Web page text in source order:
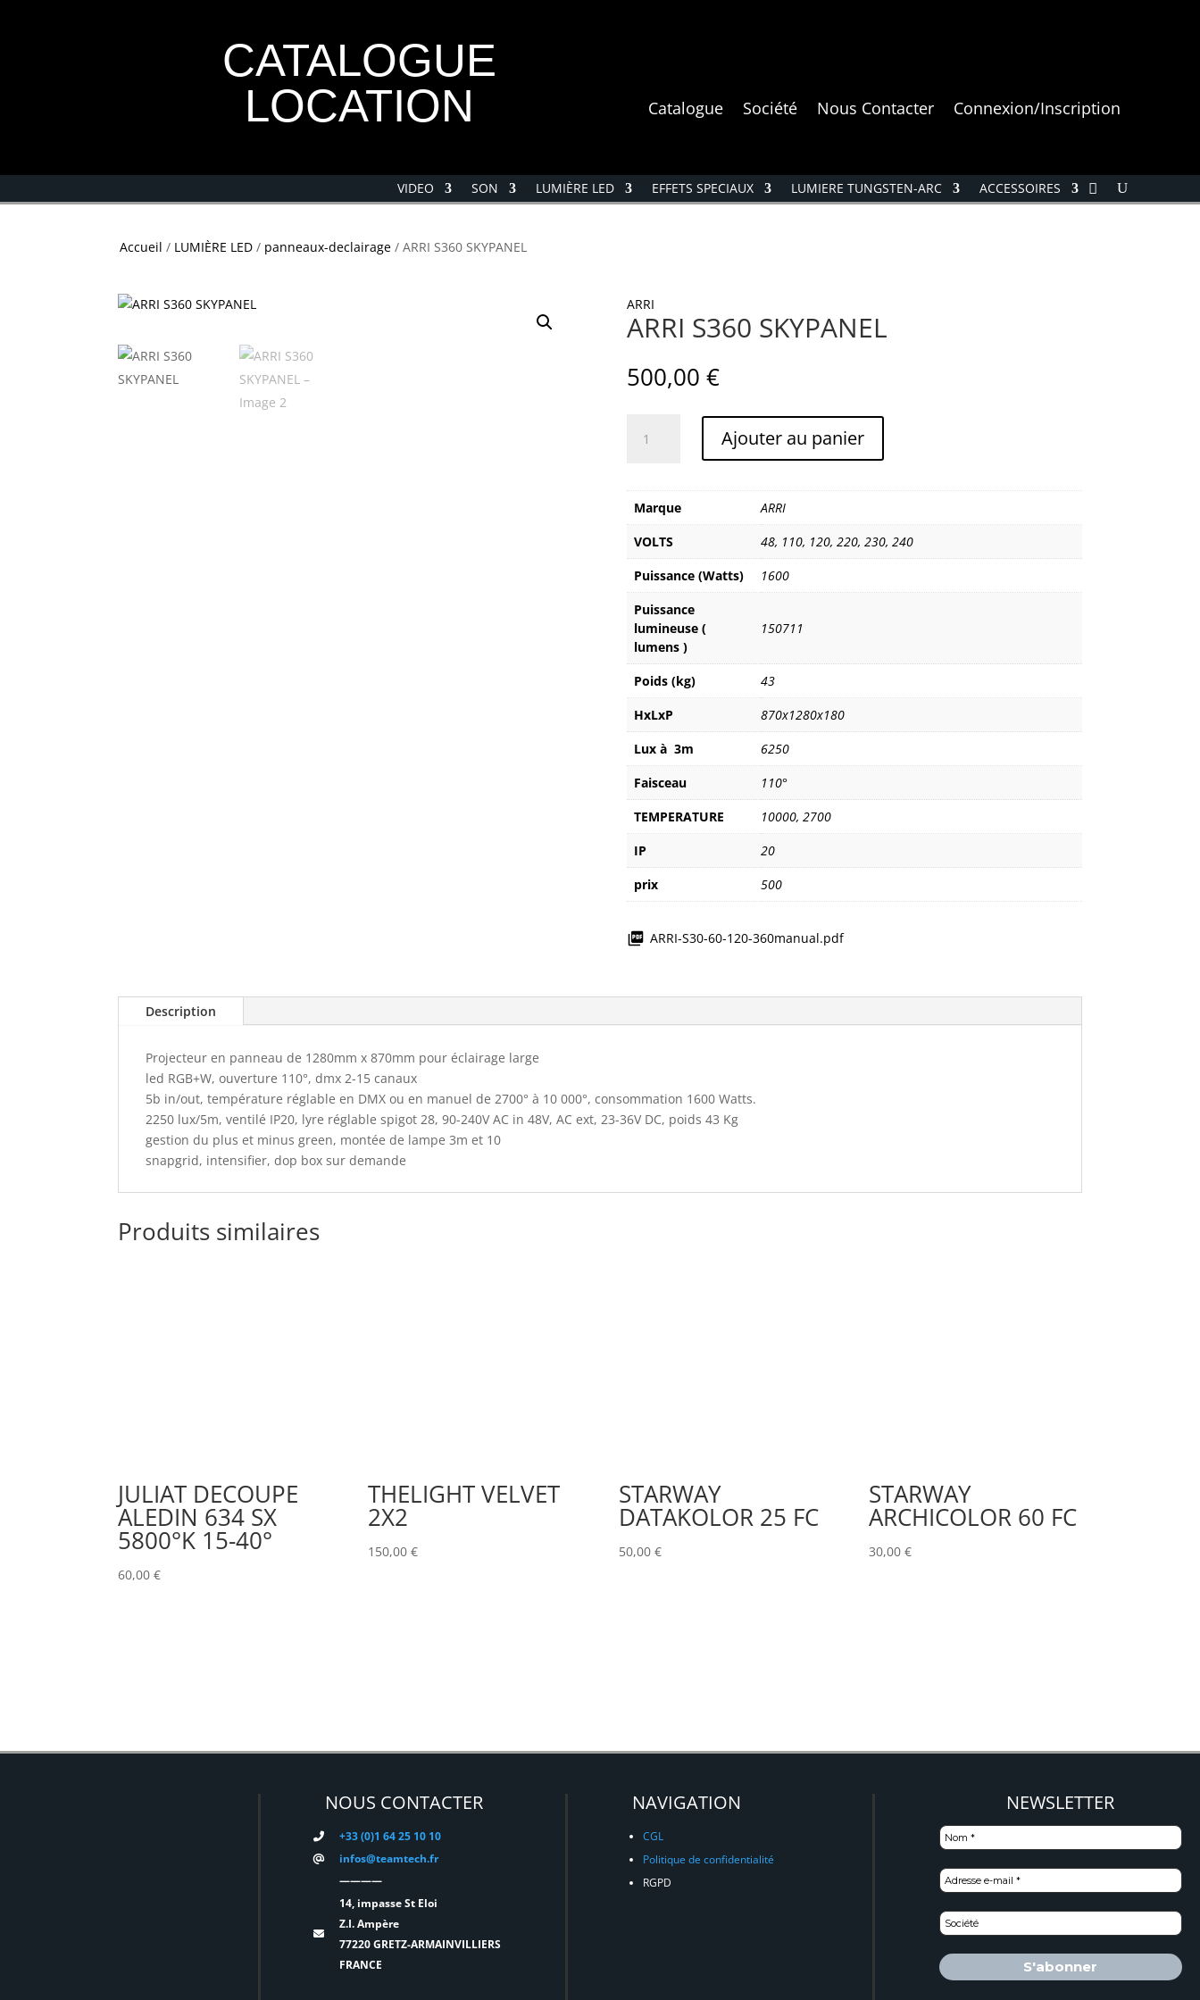
CATALOGUE
LOCATION
Catalogue Société Nous Contacter Connexion/Inscription
VIDEO SON LUMIÈRE LED EFFETS SPECIAUX LUMIERE TUNGSTEN-ARC ACCESSOIRES
Accueil / LUMIÈRE LED / panneaux-declairage / ARRI S360 SKYPANEL
ARRI
ARRI S360 SKYPANEL
500,00 €
SKYPANEL
Ajouter au panier
Marque
ARRI
VOLTS
48, 110, 120, 220, 230, 240
Puissance (Watts)
1600
Puissance
lumineuse (
lumens )
150711
Poids (kg)
43
HxLxP
870x1280x180
Lux à 3m
6250
Faisceau
110°
TEMPERATURE
10000, 2700
IP
20
prix
500
ARRI-S30-60-120-360manual.pdf
Description
Projecteur en panneau de 1280mm x 870mm pour éclairage large
led RGB+W, ouverture 110°, dmx 2-15 canaux
5b in/out, température réglable en DMX ou en manuel de 2700° à 10 000°, consommation 1600 Watts.
2250 lux/5m, ventilé IP20, lyre réglable spigot 28, 90-240V AC in 48V, AC ext, 23-36V DC, poids 43 Kg
gestion du plus et minus green, montée de lampe 3m et 10
snapgrid, intensifier, dop box sur demande
Produits similaires
JULIAT DECOUPE
ALEDIN 634 SX
5800°K 15-40°
60,00 €
THELIGHT VELVET
2X2
150,00€
STARWAY
DATAKOLOR 25 FC
50,00 €
STARWAY
ARCHICOLOR 60 FC
30,00 €
NOUS CONTACTER
+33 (0)1 64 25 10 10
infos@teamtech.fr
————
14, impasse St Eloi
Z.I. Ampère
77220 GRETZ-ARMAINVILLIERS
FRANCE
NAVIGATION
CGL
Politique de confidentialité
RGPD
NEWSLETTER